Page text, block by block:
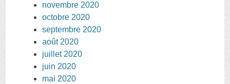
novembre 2020
octobre 2020
septembre 2020
août 2020
juillet 2020
juin 2020
mai 2020